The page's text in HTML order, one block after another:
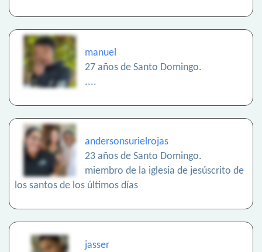
manuel
27 años de Santo Domingo.
....
andersonsurielrojas
23 años de Santo Domingo.
miembro de la iglesia de jesúscrito de
los santos de los últimos días
jasser